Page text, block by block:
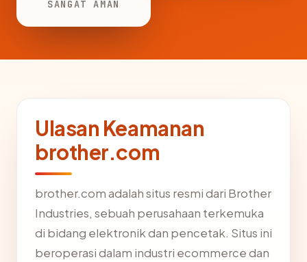
SANGAT AMAN
Ulasan Keamanan
brother.com
brother.com adalah situs resmi dari Brother
Industries, sebuah perusahaan terkemuka
di bidang elektronik dan pencetak. Situs ini
beroperasi dalam industri ecommerce dan